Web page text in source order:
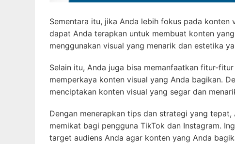
Sementara itu, jika Anda lebih fokus pada
dapat Anda terapkan untuk membuat konten
menggunakan visual yang menarik dan estetika
Selain itu, Anda juga bisa memanfaatkan fitur-
memperkaya konten visual yang Anda bagikan.
menciptakan konten visual yang segar dan
Dengan menerapkan tips dan strategi yang
memikat bagi pengguna TikTok dan Instagram.
target audiens Anda agar konten yang Anda